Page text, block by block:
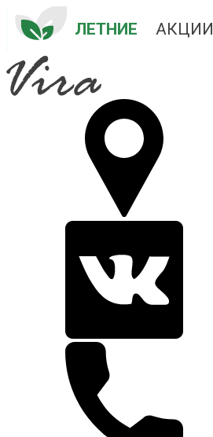
ЛЕТНИЕ АКЦИИ